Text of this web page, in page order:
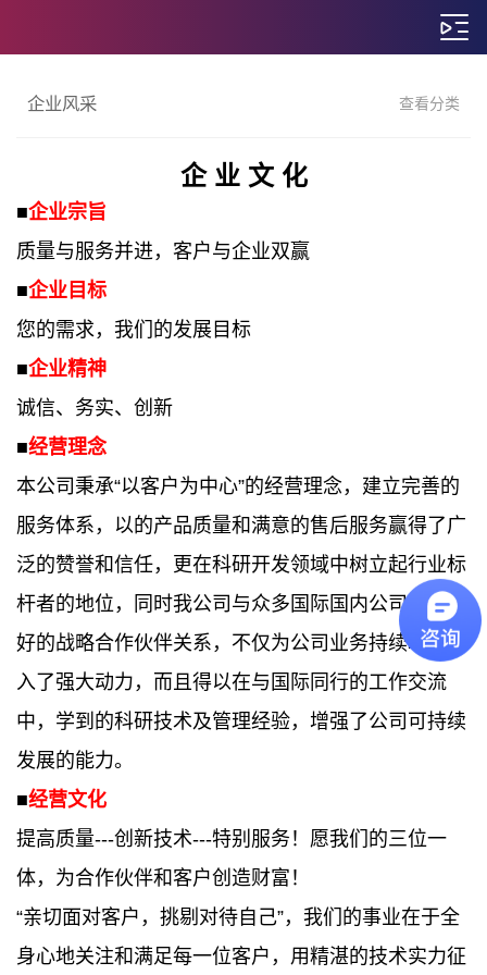
企业风采 查看分类
企 业 文 化
■企业宗旨
质量与服务并进，客户与企业双赢
■企业目标
您的需求，我们的发展目标
■企业精神
诚信、务实、创新
■经营理念
本公司秉承“以客户为中心”的经营理念，建立完善的
服务体系，以的产品质量和满意的售后服务赢得了广
泛的赞誉和信任，更在科研开发领域中树立起行业标
杆者的地位，同时我公司与众多国际国内公司有着良
好的战略合作伙伴关系，不仅为公司业务持续增长注
入了强大动力，而且得以在与国际同行的工作交流
中，学到的科研技术及管理经验，增强了公司可持续
发展的能力。
■经营文化
提高质量---创新技术---特别服务！愿我们的三位一
体，为合作伙伴和客户创造财富！
“亲切面对客户，挑剔对待自己”，我们的事业在于全
身心地关注和满足每一位客户，用精湛的技术实力征